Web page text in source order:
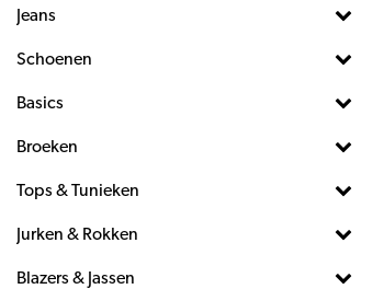
Jeans
Schoenen
Basics
Broeken
Tops & Tunieken
Jurken & Rokken
Blazers & Jassen